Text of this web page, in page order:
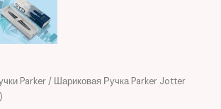
Parker/ Шариковая Ручка Parker Jotter
Первоначальная
Текущая